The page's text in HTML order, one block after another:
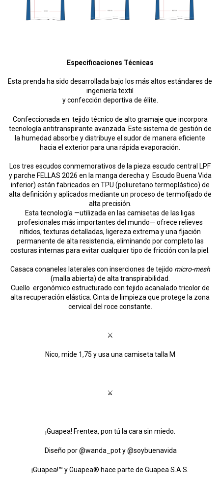
Especificaciones Técnicas
Esta prenda ha sido desarrollada bajo los más altos estándares de
ingeniería textil
y confección deportiva de élite.
Confeccionada en tejido técnico de alto gramaje que incorpora
tecnología antitranspirante avanzada. Este sistema de gestión de
la humedad absorbe y distribuye el sudor de manera eficiente
hacia el exterior para una rápida evaporación.
Los tres escudos conmemorativos de la pieza escudo central LPF
y parche FELLAS 2026 en la manga derecha y Escudo Buena Vida
inferior) están fabricados en TPU (poliuretano termoplástico) de
alta definición y aplicados mediante un proceso de termofijado de
alta precisión.
Esta tecnología —utilizada en las camisetas de las ligas
profesionales más importantes del mundo— ofrece relieves
nítidos, texturas detalladas, ligereza extrema y una fijación
permanente de alta resistencia, eliminando por completo las
costuras internas para evitar cualquier tipo de fricción con la piel.
Casaca conaneles laterales con inserciones de tejido micro-mesh
(malla abierta) de alta transpirabilidad.
Cuello ergonómico estructurado con tejido acanalado tricolor de
alta recuperación elástica. Cinta de limpieza que protege la zona
cervical del roce constante.
⚔
Nico, mide 1,75 y usa una camiseta talla M
⚔
¡Guapea! Frentea, pon tú la cara sin miedo.
Diseño por @wanda_pot y @soybuenavida
¡Guapea!™ y Guapea® hace parte de Guapea S.A.S.